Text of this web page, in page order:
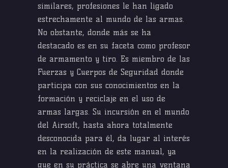
similares, profesiones le han ligado
estrechamente al mundo de las armas.
No obstante, donde más se ha
destacado es en su faceta como profesor
de armamento y tiro. Es miembro de las
Fuerzas y Cuerpos de Seguridad donde
participa con sus conocimientos en la
formación y reciclaje en el uso de
armas largas. Su incursión en el mundo
del Airsoft, hasta ahora totalmente
desconocida para él, da lugar al interés
en la realización de este manual, ya
que en su práctica se abre una ventana